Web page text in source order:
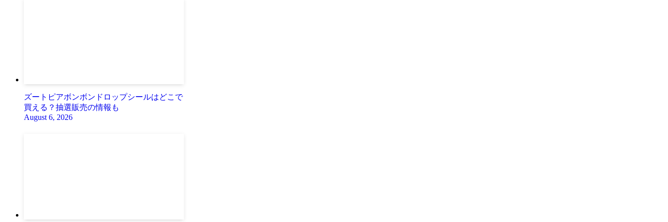
ズートピアボンボンドロップシールはどこで
買える？抽選販売の情報も
August 6, 2026